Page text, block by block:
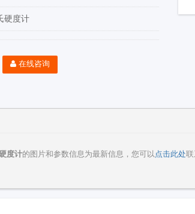
硬度计
在线咨询
度计的图片和参数信息为最新信息，您可以 点击此处